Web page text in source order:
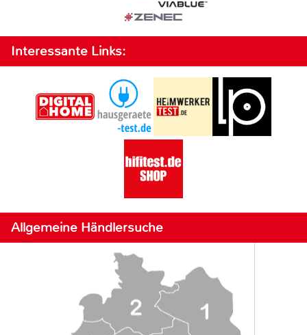
Interessante Links:
Allgemeine Händlersuche